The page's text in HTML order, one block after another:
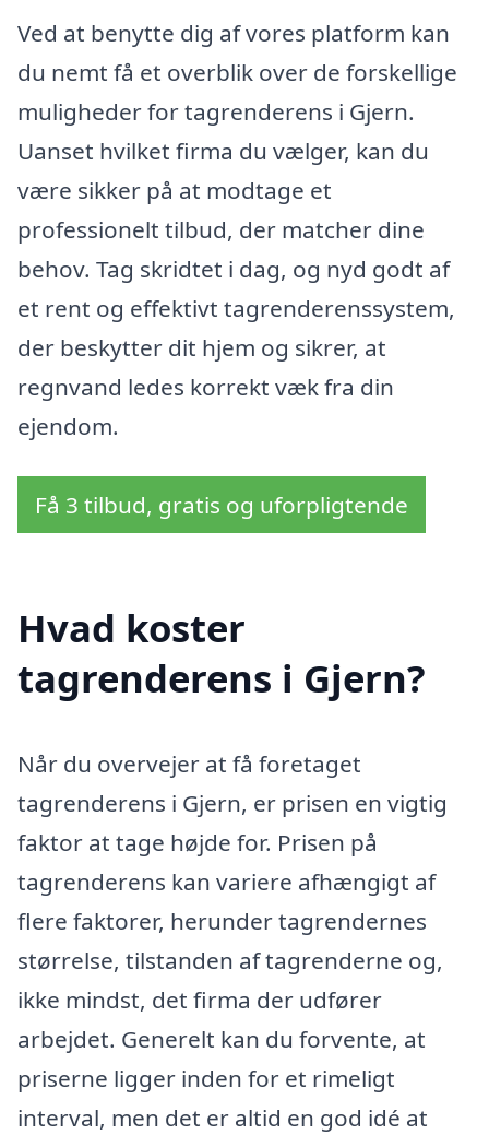
Ved at benytte dig af vores platform kan
du nemt få et overblik over de forskellige
muligheder for tagrenderens i Gjern.
Uanset hvilket firma du vælger, kan du
være sikker på at modtage et
professionelt tilbud, der matcher dine
behov. Tag skridtet i dag, og nyd godt af
et rent og effektivt tagrenderenssystem,
der beskytter dit hjem og sikrer, at
regnvand ledes korrekt væk fra din
ejendom.
Få 3 tilbud, gratis og uforpligtende
Hvad koster
tagrenderens i Gjern?
Når du overvejer at få foretaget
tagrenderens i Gjern, er prisen en vigtig
faktor at tage højde for. Prisen på
tagrenderens kan variere afhængigt af
flere faktorer, herunder tagrendernes
størrelse, tilstanden af tagrenderne og,
ikke mindst, det firma der udfører
arbejdet. Generelt kan du forvente, at
priserne ligger inden for et rimeligt
interval, men det er altid en god idé at